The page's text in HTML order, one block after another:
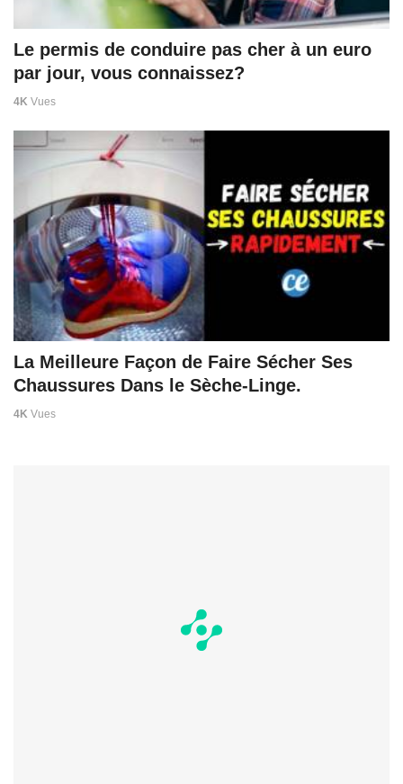
Le permis de conduire pas cher à un euro
par jour, vous connaissez?
4K Vues
La Meilleure Façon de Faire Sécher Ses
Chaussures Dans le Sèche-Linge.
4K Vues